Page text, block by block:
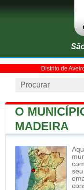
Distrito de
O
MADEIRA